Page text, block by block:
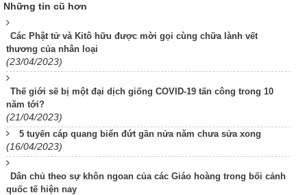
Những tin cũ hơn
Các Phật tử và Kitô hữu được mời gọi cùng chữa lành vết
thương của nhân loại
(23/04/2023)
Thế giới sẽ bị một đại dịch giống COVID-19 tấn công trong 10
năm tới?
(21/04/2023)
5 tuyến cáp quang biển đứt gần nửa năm chưa sửa xong
(16/04/2023)
Dân chủ theo sự khôn ngoan của các Giáo hoàng trong bối cảnh
quốc tế hiện nay